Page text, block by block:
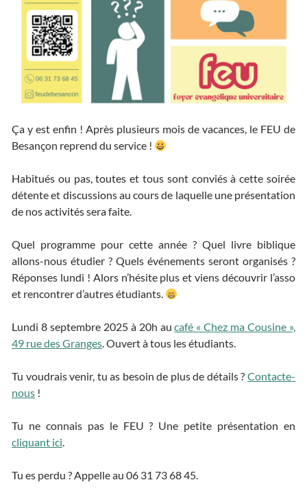
Ça y est enfin ! Après plusieurs mois de vacances, le FEU de
Besançon reprend du service !
Habitués ou pas, toutes et tous sont conviés à cette soirée
détente et discussions au cours de laquelle une présentation
de nos activités sera faite.
Quel programme pour cette année ? Quel livre biblique
allons-nous étudier ? Quels événements seront organisés ?
Réponses lundi ! Alors n’hésite plus et viens découvrir l’asso
et rencontrer d’autres étudiants.
Lundi 8 septembre 2025 à 20h aucafé « Chez ma Cousine »,
49 rue des Granges. Ouvert à tous les étudiants.
Tu voudrais venir, tu as besoin de plus de détails ? Contacte-
nous !
Tu ne connais pas le FEU ? Une petite présentation en
cliquant ici.
Tu es perdu ? Appelle au 06 31 73 68 45.